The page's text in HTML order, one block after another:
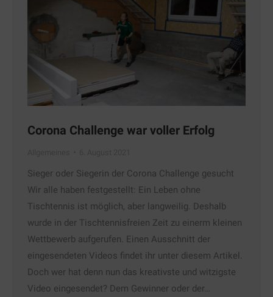
Corona Challenge war voller Erfolg
Sieger oder Siegerin der Corona Challenge gesucht
Wir alle haben festgestellt: Ein Leben ohne
Tischtennis ist möglich, aber langweilig. Deshalb
wurde in der Tischtennisfreien Zeit zu einerm kleinen
Wettbewerb aufgerufen. Einen Ausschnitt der
eingesendeten Videos findet ihr unter diesem Artikel.
Doch wer hat denn nun das kreativste und witzigste
Video eingesendet? Dem Gewinner oder der…